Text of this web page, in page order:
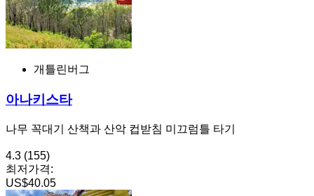
개틀린버그
아나키스타
나무 꼭대기 산책과 산악 컵받침 미끄럼틀 타기
4.3 (155)
최저가격:
US$40.05